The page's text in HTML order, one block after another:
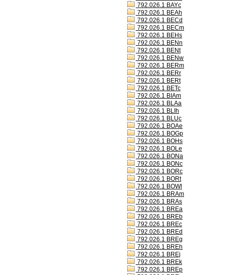
792.026.1 BAYc
792.026.1 BEAh
792.026.1 BECd
792.026.1 BECm
792.026.1 BEHs
792.026.1 BENn
792.026.1 BENt
792.026.1 BENw
792.026.1 BERm
792.026.1 BERr
792.026.1 BERt
792.026.1 BETc
792.026.1 BIAm
792.026.1 BLAa
792.026.1 BLIh
792.026.1 BLUc
792.026.1 BOAe
792.026.1 BOGp
792.026.1 BOHs
792.026.1 BOLe
792.026.1 BONa
792.026.1 BONc
792.026.1 BORc
792.026.1 BORt
792.026.1 BOWl
792.026.1 BRAm
792.026.1 BRAs
792.026.1 BREa
792.026.1 BREb
792.026.1 BREc
792.026.1 BREd
792.026.1 BREg
792.026.1 BREh
792.026.1 BREj
792.026.1 BREk
792.026.1 BREp